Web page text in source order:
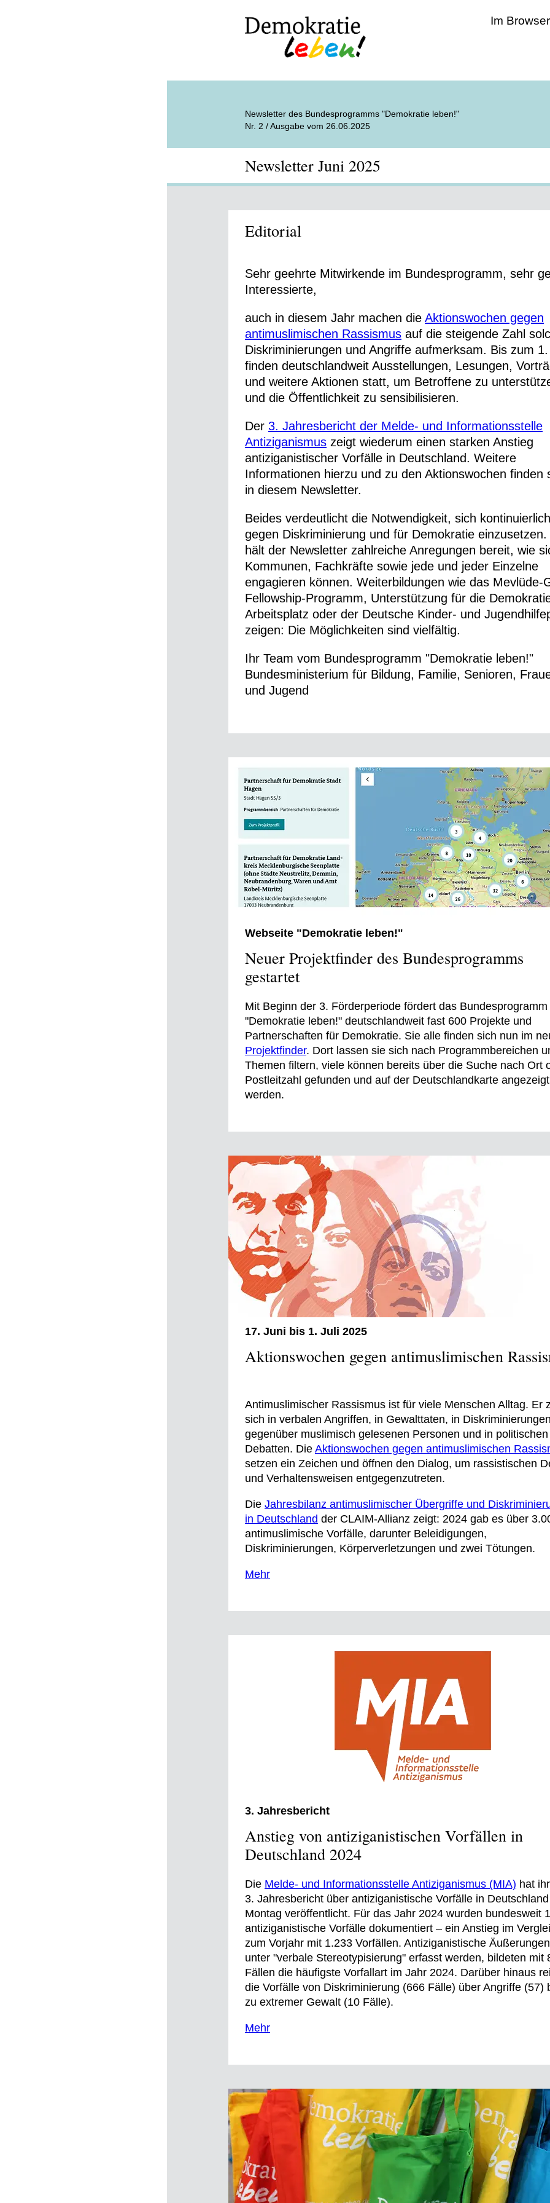
Im
Newsletter des Bundesprogramms "Demokratie leben!"
Nr. 2 / Ausgabe vom 26.06.2025
Newsletter Juni 2025
Editorial
Sehr geehrte Mitwirkende im Bundesprogramm, sehr
Interessierte,
auch in diesem Jahr machen die Aktionswochen gegen
antimuslimischen Rassismus auf die steigende Zahl
Diskriminierungen und Angriffe aufmerksam. Bis zum
finden deutschlandweit Ausstellungen, Lesungen,
und weitere Aktionen statt, um Betroffene zu
und die Öffentlichkeit zu sensibilisieren.
Der 3. Jahresbericht der Melde- und Informationsstelle
Antiziganismus zeigt wiederum einen starken Anstieg
antiziganistischer Vorfälle in Deutschland. Weitere
Informationen hierzu und zu den Aktionswochen finden
in diesem Newsletter.
Beides verdeutlicht die Notwendigkeit, sich kontinuierlich
gegen Diskriminierung und für Demokratie einzusetzen.
hält der Newsletter zahlreiche Anregungen bereit, wie
Kommunen, Fachkräfte sowie jede und jeder Einzelne
engagieren können. Weiterbildungen wie das Mevlüde-
Fellowship-Programm, Unterstützung für die
Arbeitsplatz oder der Deutsche Kinder- und
zeigen: Die Möglichkeiten sind vielfältig.
Ihr Team vom Bundesprogramm "Demokratie leben!"
Bundesministerium für Bildung, Familie, Senioren,
und Jugend
Webseite "Demokratie leben!"
Neuer Projektfinder des Bundesprogramms
gestartet
Mit Beginn der 3. Förderperiode fördert das Bundesprogramm
"Demokratie leben!" deutschlandweit fast 600 Projekte und
Partnerschaften für Demokratie. Sie alle finden sich nun im
Projektfinder. Dort lassen sie sich nach Programmbereichen
Themen filtern, viele können bereits über die Suche nach Ort
Postleitzahl gefunden und auf der Deutschlandkarte angezeigt
werden.
17. Juni bis 1. Juli 2025
Aktionswochen gegen antimuslimischen
Antimuslimischer Rassismus ist für viele Menschen Alltag. Er
sich in verbalen Angriffen, in Gewalttaten, in
gegenüber muslimisch gelesenen Personen und in politischen
Debatten. Die Aktionswochen gegen antimuslimischen
setzen ein Zeichen und öffnen den Dialog, um rassistischen
und Verhaltensweisen entgegenzutreten.
Die Jahresbilanz antimuslimischer Übergriffe und
in Deutschland der CLAIM-Allianz zeigt: 2024 gab es über
antimuslimische Vorfälle, darunter Beleidigungen,
Diskriminierungen, Körperverletzungen und zwei Tötungen.
Mehr
3. Jahresbericht
Anstieg von antiziganistischen Vorfällen in
Deutschland 2024
Die Melde- und Informationsstelle Antiziganismus (MIA) hat
3. Jahresbericht über antiziganistische Vorfälle in
Montag veröffentlicht. Für das Jahr 2024 wurden bundesweit
antiziganistische Vorfälle dokumentiert – ein Anstieg im
zum Vorjahr mit 1.233 Vorfällen. Antiziganistische
unter "verbale Stereotypisierung" erfasst werden, bildeten mit
Fällen die häufigste Vorfallart im Jahr 2024. Darüber hinaus
die Vorfälle von Diskriminierung (666 Fälle) über Angriffe (57)
zu extremer Gewalt (10 Fälle).
Mehr